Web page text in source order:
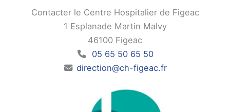
Contacter le Centre Hospitalier de Figeac
1 Esplanade Martin Malvy
46100 Figeac
05 65 50 65 50
direction@ch-figeac.fr